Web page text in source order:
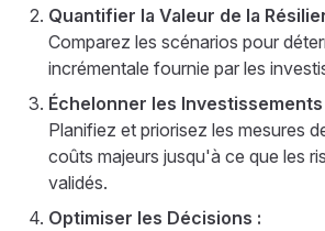
Quantifier la Valeur de la
Comparez les scénarios pour
incrémentale fournie par les
Échelonner les Investissements
Planifiez et priorisez les mesures
coûts majeurs jusqu'à ce que les
validés.
Optimiser les Décisions :